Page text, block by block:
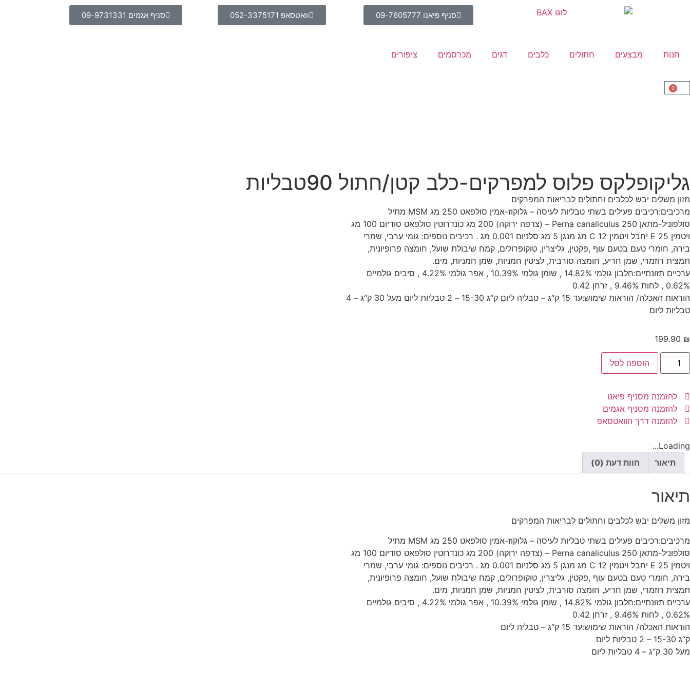
סניף פיאנו 09-7605777 וואטסאפ 052-3375171 סניף אגמים 09-9731331
חנות מבצעים חתולים כלבים דגים מכרסמים ציפורים
0
גליקופלקס פלוס למפרקים-כלב קטן/חתול 90טבליות
מזון משלים יבש לכלבים וחתולים לבריאות המפרקים
מרכיבים:רכיבים פעילים בשתי טבליות לעיסה – גלוקוז-אמין סולפאט 250 מג MSM מתיל
סולפוניל-מתאן 250 Perna canaliculus – (צדפה ירוקה) 200 מג כונדרוטין סולפאט סודיום 100 מג
ויטמין E 25 יחבל ויטמין C 12 מג מנגן 5 מג סלניום 0.001 מג . רכיבים נוספים: גומי ערבי, שמרי
בירה, חומרי טעם בטעם עוף ,פקטין, גליצרין, טוקופרולים, קמח שיבולת שועל, חומצה פרופיונית,
תמצית רוזמרי, שמן חריע, חומצה סורבית, לציטין חמניות, שמן חמניות, מים.
ערכיים תזונתיים:חלבון גולמי 14.82% , שומן גולמי 10.39% , אפר גולמי 4.22% , סיבים גולמיים
0.62% , לחות 9.46% , זרחן 0.42
הוראות האכלה/ הוראות שימוש:עד 15 ק“ג – טבליה ליום ק“ג 15-30 – 2 טבליות ליום מעל 30 ק“ג – 4
טבליות ליום
199.90 ₪
הוספה לסל
להזמנה מסניף פיאנו
להזמנה מסניף אגמים
להזמנה דרך הוואטסאפ
Loading...
תיאור
חוות דעת (0)
תיאור
מזון משלים יבש לכלבים וחתולים לבריאות המפרקים
מרכיבים:רכיבים פעילים בשתי טבליות לעיסה – גלוקוז-אמין סולפאט 250 מג MSM מתיל
סולפוניל-מתאן 250 Perna canaliculus – (צדפה ירוקה) 200 מג כונדרוטין סולפאט סודיום 100 מג
ויטמין E 25 יחבל ויטמין C 12 מג מנגן 5 מג סלניום 0.001 מג . רכיבים נוספים: גומי ערבי, שמרי
בירה, חומרי טעם בטעם עוף ,פקטין, גליצרין, טוקופרולים, קמח שיבולת שועל, חומצה פרופיונית,
תמצית רוזמרי, שמן חריע, חומצה סורבית, לציטין חמניות, שמן חמניות, מים.
ערכיים תזונתיים:חלבון גולמי 14.82% , שומן גולמי 10.39% , אפר גולמי 4.22% , סיבים גולמיים
0.62% , לחות 9.46% , זרחן 0.42
הוראות האכלה/ הוראות שימוש:עד 15 ק“ג – טבליה ליום
ק“ג 15-30 – 2 טבליות ליום
מעל 30 ק“ג – 4 טבליות ליום